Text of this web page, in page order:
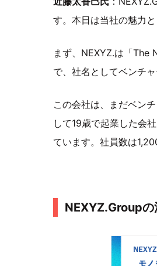
す。本日は当社の魅力
まず、NEXYZ.は「The
で、社名としてベンチ
この会社は、まだベン
して19歳で起業した会
ています。社員数は
NEXYZ.Groupの